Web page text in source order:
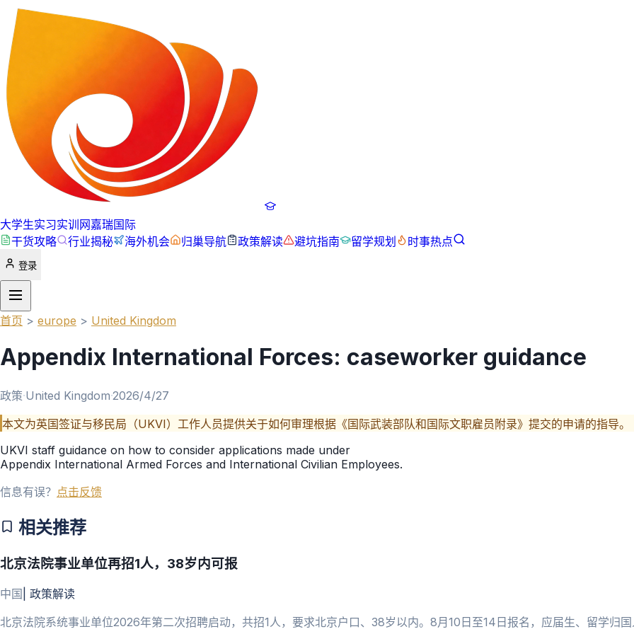
大学生实习实训网嘉瑞国际
干货攻略
行业揭秘 海外机会 归巢导航 政策解读 避坑指南 留学规划 时事热点
登录
首页 > europe > United Kingdom
Appendix International Forces: caseworker guidance
政策·United Kingdom·2026/4/27
本文为英国签证与移民局（UKVI）工作人员提供关于如何审理根据《国际武装部队和国际文职雇员附录》提交的申请的指导。
UKVI staff guidance on how to consider applications made under
Appendix International Armed Forces and International Civilian Employees.
信息有误？ 点击反馈
相关推荐
北京法院事业单位再招1人，38岁内可报
中国 政策解读
北京法院系统事业单位2026年第二次招聘启动，共招1人，要求北京户口、38岁以内。8月10日至14日报名，应届生、留学归国